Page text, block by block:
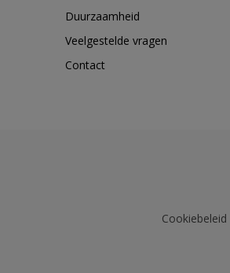
Duurzaamheid
Veelgestelde vragen
Contact
Cookiebeleid